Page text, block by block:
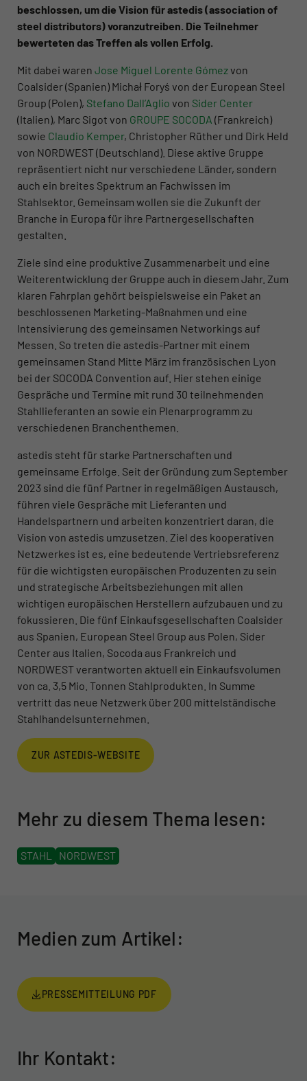
beschlossen, um die Vision für astedis (association of
steel distributors) voranzutreiben. Die Teilnehmer
bewerteten das Treffen als vollen Erfolg.
Mit dabei waren Jose Miguel Lorente Gómezvon
Coalsider (Spanien) Michał Foryś von der European Steel
Group (Polen), Stefano Dall’Aglio von Sider Center
(Italien), Marc Sigot von GROUPE SOCODA (Frankreich)
sowie Claudio Kemper, Christopher Rüther und Dirk Held
von NORDWEST (Deutschland). Diese aktive Gruppe
repräsentiert nicht nur verschiedene Länder, sondern
auch ein breites Spektrum an Fachwissen im
Stahlsektor. Gemeinsam wollen sie die Zukunft der
Branche in Europa für ihre Partnergesellschaften
gestalten.
Ziele sind eine produktive Zusammenarbeit und eine
Weiterentwicklung der Gruppe auch in diesem Jahr. Zum
klaren Fahrplan gehört beispielsweise ein Paket an
beschlossenen Marketing-Maßnahmen und eine
Intensivierung des gemeinsamen Networkings auf
Messen. So treten die astedis-Partner mit einem
gemeinsamen Stand Mitte März im französischen Lyon
bei der SOCODA Convention auf. Hier stehen einige
Gespräche und Termine mit rund 30 teilnehmenden
Stahllieferanten an sowie ein Plenarprogramm zu
verschiedenen Branchen­themen.
astedis steht für starke Partnerschaften und
gemeinsame Erfolge. Seit der Gründung zum September
2023 sind die fünf Partner in regelmäßigen Austausch,
führen viele Gespräche mit Lieferanten und
Handelspartnern und arbeiten konzentriert daran, die
Vision von astedis umzusetzen. Ziel des kooperativen
Netzwerkes ist es, eine bedeutende Vertriebsreferenz
für die wichtigsten europäischen Produzenten zu sein
und strategische Arbeitsbeziehungen mit allen
wichtigen europäischen Herstellern aufzubauen und zu
fokussieren. Die fünf Einkaufsgesellschaften Coalsider
aus Spanien, European Steel Group aus Polen, Sider
Center aus Italien, Socoda aus Frankreich und
NORDWEST verantworten aktuell ein Einkaufsvolumen
von ca. 3,5 Mio. Tonnen Stahlprodukten. In Summe
vertritt das neue Netzwerk über 200 mittelständische
Stahlhandelsunternehmen.
ZUR ASTEDIS-WEBSITE
Mehr zu diesem Thema lesen:
STAHL NORDWEST
Medien zum Artikel:
PRESSEMITTEILUNG PDF
Ihr Kontakt: